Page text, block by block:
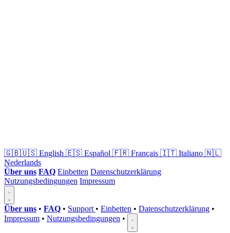
🇬🇧🇺🇸 English 🇪🇸 Español 🇫🇷 Français 🇮🇹 Italiano 🇳🇱
Nederlands
Über uns FAQ Einbetten Datenschutzerklärung
Nutzungsbedingungen Impressum
Über uns • FAQ • Support • Einbetten • Datenschutzerklärung •
Impressum • Nutzungsbedingungen •